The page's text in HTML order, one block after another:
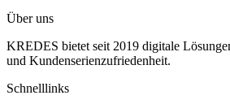
Über uns
KREDES bietet seit 2019 digitale
und Kundenserienzufriedenheit.
Schnelllinks